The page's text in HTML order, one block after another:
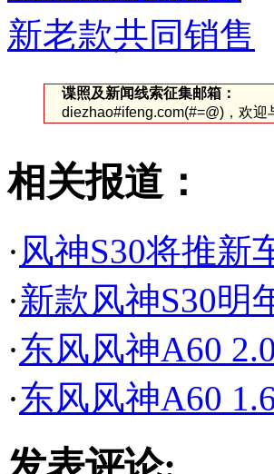
谍照及新闻线索征集邮箱：
diezhao#ifeng.com(#=@)，欢
相关报道：
· 风神S30将推新
·新款风神S30明
·东风风神A60
·东风风神A60